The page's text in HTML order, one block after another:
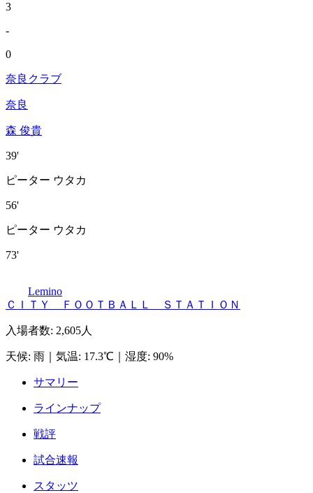
3
-
0
奈良クラブ
奈良
森 俊貴
39'
ピーター ウタカ
56'
ピーター ウタカ
73'
Lemino
ＣＩＴＹ ＦＯＯＴＢＡＬＬ ＳＴＡＴＩＯＮ
入場者数: 2,605人
天候: 雨 気温: 17.3℃ 湿度: 90%
サマリー
ラインナップ
戦評
試合速報
スタッツ